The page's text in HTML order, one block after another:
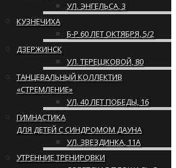
УЛ. ЭНГЕЛЬСА, 3
КУЗНЕЧИХА
Б-Р 60 ЛЕТ ОКТЯБРЯ, 5/2
ДЗЕРЖИНСК
УЛ. ТЕРЕШКОВОЙ, 80
ТАНЦЕВАЛЬНЫЙ КОЛЛЕКТИВ
«СТРЕМЛЕНИЕ»
УЛ. 40 ЛЕТ ПОБЕДЫ, 16
ГИМНАСТИКА
ДЛЯ ДЕТЕЙ С СИНДРОМОМ ДАУНА
УЛ. ЗВЕЗДИНКА, 11А
УТРЕННИЕ ТРЕНИРОВКИ